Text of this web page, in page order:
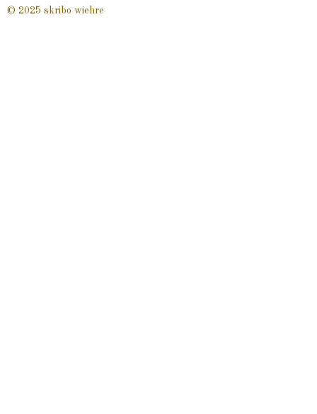
© 2025 skribo wiehre